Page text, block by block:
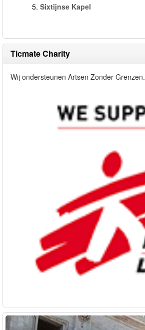
5. Sixtijnse Kapel
Ticmate Charity
Wij ondersteunen Artsen Zonder Grenzen.